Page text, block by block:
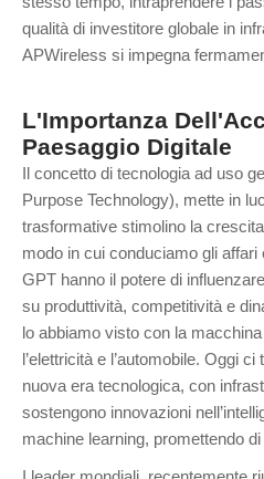
qualità di investitore globale in
APWireless si impegna
L'Importanza
Paesaggio Digitale
Il concetto di tecnologia ad uso
Purpose Technology), mette in
trasformative stimolino la
modo in cui conduciamo gli affari
GPT hanno il potere di
su produttività, competitività e
lo abbiamo visto con la
l’elettricità e l’automobile. Oggi
nuova era tecnologica, con
sostengono innovazioni
machine learning, promettendo